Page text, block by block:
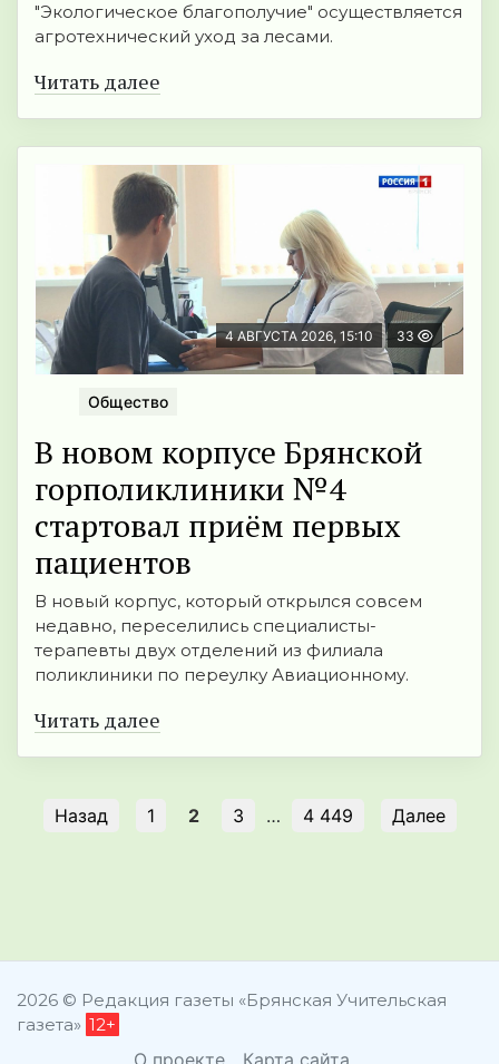
"Экологическое благополучие" осуществляется
агротехнический уход за лесами.
Читать далее
4 АВГУСТА 2026, 15:10 33
Общество
В новом корпусе Брянской
горполиклиники №4
стартовал приём первых
пациентов
В новый корпус, который открылся совсем
недавно, переселились специалисты-
терапевты двух отделений из филиала
поликлиники по переулку Авиационному.
Читать далее
Назад 1 2 3 … 4 449 Далее
2026 © Редакция газеты «Брянская Учительская
газета» 12+